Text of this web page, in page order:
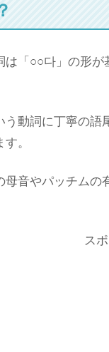
は 「○○다」の形が
動詞に丁寧の語
。
音やパッチムの
ス